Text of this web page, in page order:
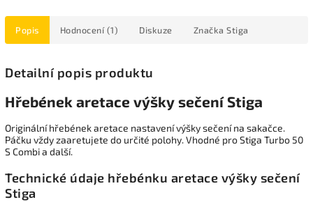
Popis Hodnocení (1) Diskuze Značka Stiga
Detailní popis produktu
Hřebének aretace výšky sečení Stiga
Originální hřebének aretace nastavení výšky sečení na sakačce.
Páčku vždy zaaretujete do určité polohy. Vhodné pro Stiga Turbo 50
S Combi a další.
Technické údaje hřebénku aretace výšky sečení
Stiga